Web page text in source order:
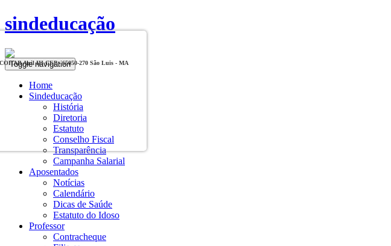
sindeducação
Toggle navigation
Home
Sindeducação
História
Diretoria
Estatuto
Conselho Fiscal
Transparência
Campanha Salarial
Aposentados
Notícias
Calendário
Dicas de Saúde
Estatuto do Idoso
Professor
Contracheque
COHAB Anil III CEP - 65050-270 São Luis - MA